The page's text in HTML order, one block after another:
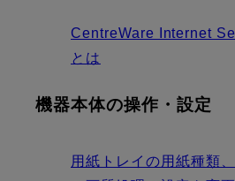
CentreWare Internet
とは
機器本体の操作・設定
用紙トレイの用紙種類